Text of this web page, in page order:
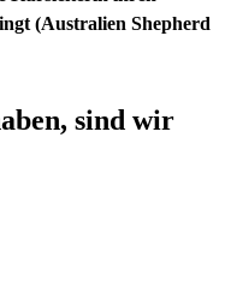
(Australien Shepherd
sind wir